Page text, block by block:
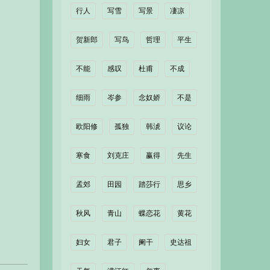
行人 写雪 写景 凄凉
贺新郎 写鸟 哲理 平生
不能 感叹 杜甫 不成
细雨 岑参 念奴娇 不是
欧阳修 孤独 韩淲 议论
寒食 刘克庄 赢得 先生
孟郊 田园 踏莎行 思乡
秋风 青山 蝶恋花 黄花
妇女 君子 阑干 史达祖